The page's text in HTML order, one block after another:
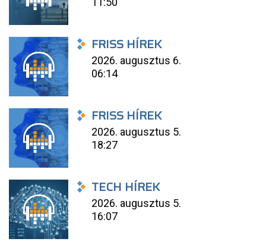
FRISS HÍREK
2026. augusztus 6.
06:14
FRISS HÍREK
2026. augusztus 5.
18:27
TECH HÍREK
2026. augusztus 5.
16:07